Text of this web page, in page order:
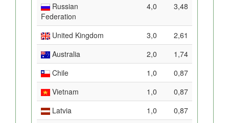
Russian
Federation
4,0 3,48
United Kingdom 3,0
2,61
Australia
2,0
1,74
Chile
1,0
0,87
Vietnam
1,0
0,87
Latvia
1,0 0,87